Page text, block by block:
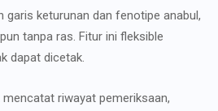
garis keturunan dan fenotipe anabul,
tanpa ras. Fitur ini fleksible
dapat dicetak.
mencatat riwayat pemeriksaan,